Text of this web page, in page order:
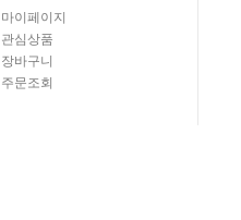
마이페이지
관심상품
장바구니
주문조회